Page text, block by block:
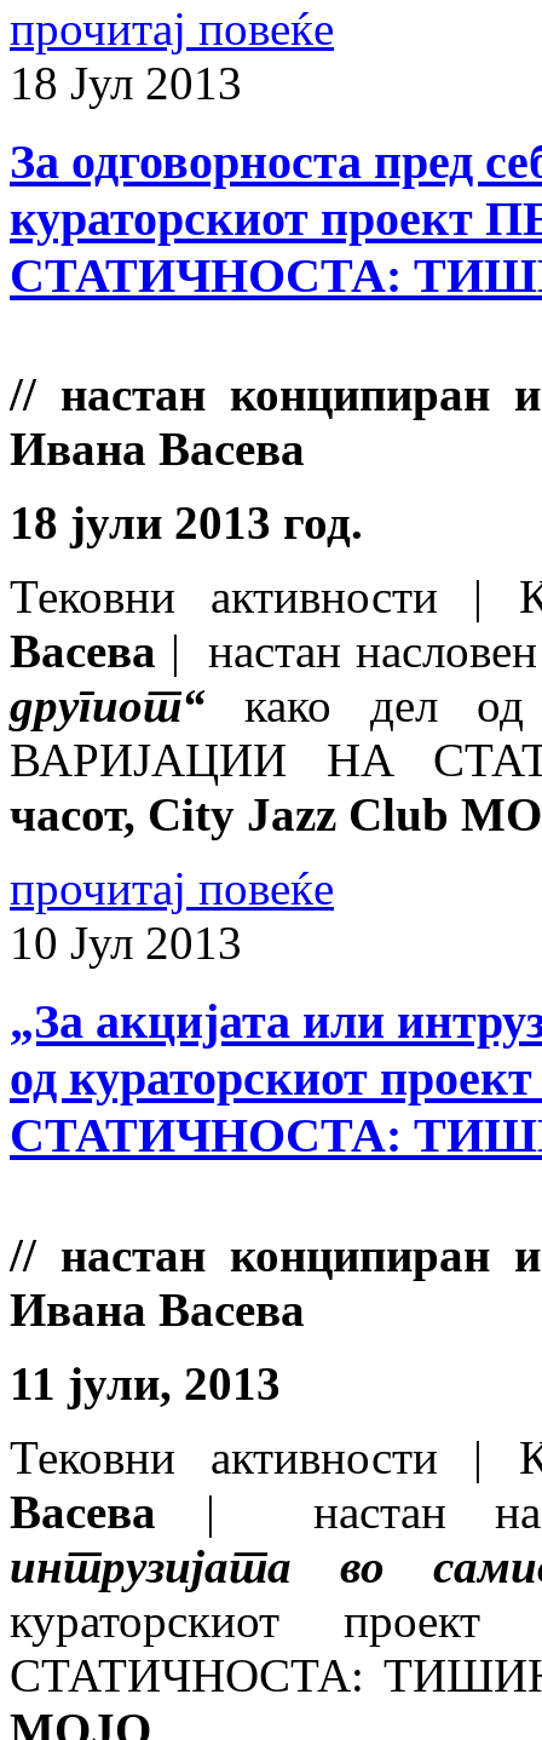
прочитај повеќе
18 Јул 2013
За одговорноста пред
кураторскиот
СТАТИЧНОСТА:
// настан конципиран
Ивана Васева
18 јули 2013 год.
Тековни активности |
Васева | настан
другиот“ како дел од
ВАРИЈАЦИИ НА
часот, City Jazz Club
прочитај повеќе
10 Јул 2013
„За акцијата или
од кураторскиот
СТАТИЧНОСТА:
// настан конципиран
Ивана Васева
11 јули, 2013
Тековни активности |
Васева | настан
интрузијата во
кураторскиот
СТАТИЧНОСТА:
MОЈО